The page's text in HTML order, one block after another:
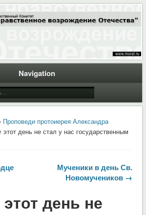
нравственное возрождение Отечества"
Navigation
Проповеди протоиерея Александра
день не стал у нас государственным
Мученики в день Св.
Новомучеников →
день не